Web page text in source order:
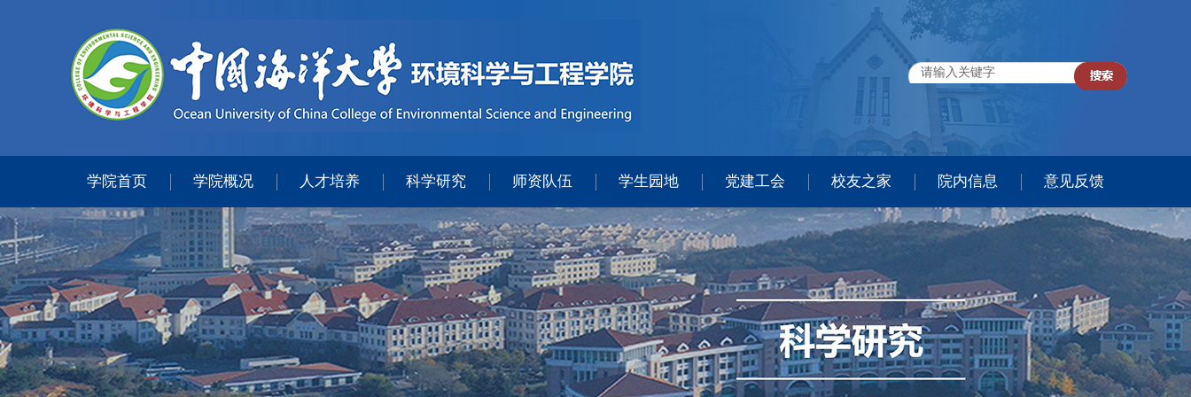
学院首页 学院概况 人才培养 科学研究 师资队伍 学生园地 党建工会 校友之家 院内信息 意见反馈